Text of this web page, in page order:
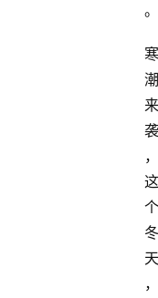
。
寒
潮
来
袭
，
这
个
冬
天
，